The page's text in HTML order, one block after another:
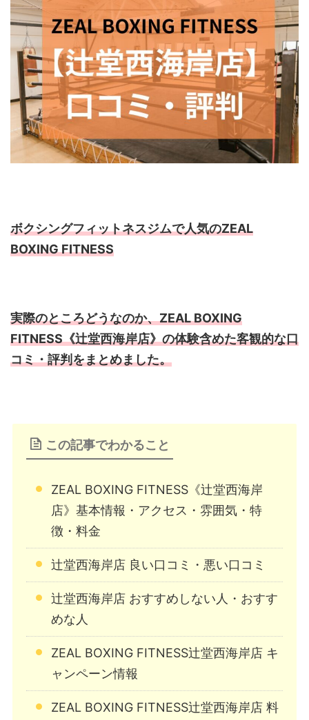
ボクシングフィットネスジムで人気のZEAL
BOXING FITNESS
実際のところどうなのか、ZEAL BOXING
FITNESS《辻堂西海岸店》の体験含めた客観的な口
コミ・評判をまとめました。
この記事でわかること
ZEAL BOXING FITNESS《辻堂西海岸
店》基本情報・アクセス・雰囲気・特
徴・料金
辻堂西海岸店 良い口コミ・悪い口コミ
辻堂西海岸店 おすすめしない人・おすす
めな人
ZEAL BOXING FITNESS辻堂西海岸店 キ
ャンペーン情報
ZEAL BOXING FITNESS辻堂西海岸店 料